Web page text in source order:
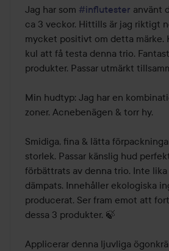
av
5
Jag har som #influtester använt
ca 3 veckor. Hittills är jag riktigt
mycket positivt om detta märke.
kul att få testa denna trio.
produkter. Passar utmärkt
Min hudtyp: Jag har en
zoner. Acnebenägen & torr hy.
Smidiga, fina & lätta
storlek. Passar känslig hud
förbättrats av denna trio. Inte lika
dämpats. Innehåller ekologiska
producerat. Ser fram emot att
dessa 3 produkter. 🍃
Applicerar denna ljuvliga